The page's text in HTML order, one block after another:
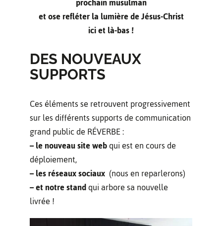
et ose refléter la lumière de Jésus-Christ
ici et là-bas !
DES NOUVEAUX
SUPPORTS
Ces éléments se retrouvent progressivement
sur les différents supports de communication
grand public de RÉVERBE :
– le nouveau site webqui est en cours de
déploiement,
– les réseaux sociaux(nous en reparlerons)
– et notre standqui arbore sa nouvelle
livrée !